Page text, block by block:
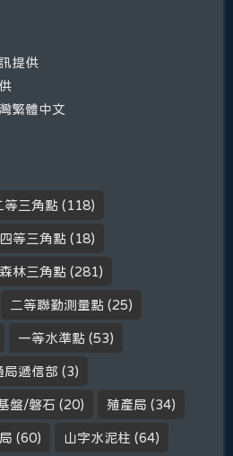
提供
繁體中文
等三角點 (118)
四等三角點 (18)
森林三角點 (281)
二等聯勤測量點 (25)
一等水準點 (53)
局遞信部 (3)
盤/磐石 (20) 殖產局 (34)
(60) 山字水泥柱 (64)